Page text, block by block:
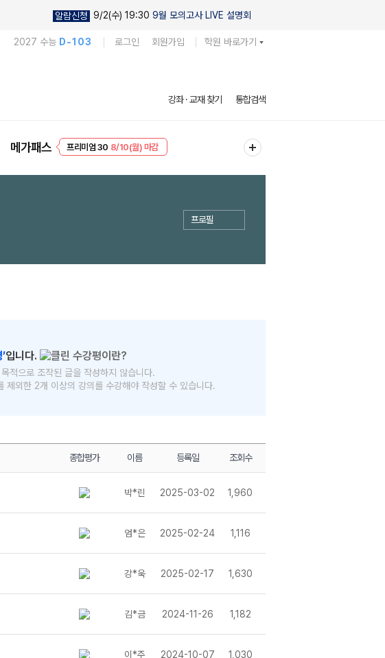
알람신청 9/2(수) 19:30 9월 모의고사 LIVE 설명회
2027 수능 D-103 로그인 회원가입 학원 바로가기
강좌 · 교재 찾기 통합검색
메가패스
EVENT 8/10(월) 마감
프로필
입니다.
적으로 조작된 글을 작성하지 않습니다.
외한 2개 이상의 강의를 수강해야 작성할 수 있습니다.
종합평가 이름 등록일 조회수
박*린 2025-03-02 1,960
엄*은 2025-02-24 1,116
강*욱 2025-02-17 1,630
김*금 2024-11-26 1,182
이*주 2024-10-07 1,030